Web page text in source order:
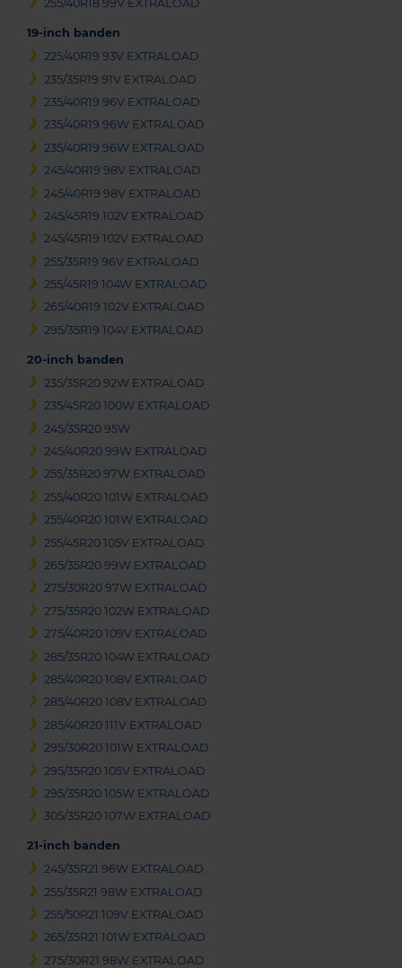
255/40R18 99V EXTRALOAD
19-inch banden
225/40R19 93V EXTRALOAD
235/35R19 91V EXTRALOAD
235/40R19 96V EXTRALOAD
235/40R19 96W EXTRALOAD
235/40R19 96W EXTRALOAD
245/40R19 98V EXTRALOAD
245/40R19 98V EXTRALOAD
245/45R19 102V EXTRALOAD
245/45R19 102V EXTRALOAD
255/35R19 96V EXTRALOAD
255/45R19 104W EXTRALOAD
265/40R19 102V EXTRALOAD
295/35R19 104V EXTRALOAD
20-inch banden
235/35R20 92W EXTRALOAD
235/45R20 100W EXTRALOAD
245/35R20 95W
245/40R20 99W EXTRALOAD
255/35R20 97W EXTRALOAD
255/40R20 101W EXTRALOAD
255/40R20 101W EXTRALOAD
255/45R20 105V EXTRALOAD
265/35R20 99W EXTRALOAD
275/30R20 97W EXTRALOAD
275/35R20 102W EXTRALOAD
275/40R20 109V EXTRALOAD
285/35R20 104W EXTRALOAD
285/40R20 108V EXTRALOAD
285/40R20 108V EXTRALOAD
285/40R20 111V EXTRALOAD
295/30R20 101W EXTRALOAD
295/35R20 105V EXTRALOAD
295/35R20 105W EXTRALOAD
305/35R20 107W EXTRALOAD
21-inch banden
245/35R21 96W EXTRALOAD
255/35R21 98W EXTRALOAD
255/50R21 109V EXTRALOAD
265/35R21 101W EXTRALOAD
275/30R21 98W EXTRALOAD